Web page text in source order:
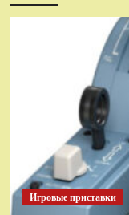
Игровые приставки